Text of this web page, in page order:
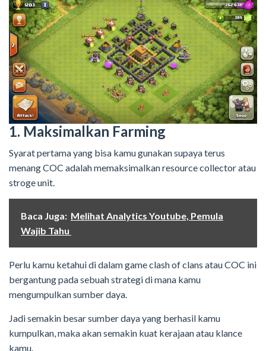
1. Maksimalkan Farming
Syarat pertama yang bisa kamu gunakan supaya terus
menang COC adalah memaksimalkan resource collector atau
stroge unit.
Baca Juga: Melihat Analytics Youtube, Pemula
Wajib Tahu
Perlu kamu ketahui di dalam game clash of clans atau COC ini
bergantung pada sebuah strategi di mana kamu
mengumpulkan sumber daya.
Jadi semakin besar sumber daya yang berhasil kamu
kumpulkan, maka akan semakin kuat kerajaan atau klance
kamu.